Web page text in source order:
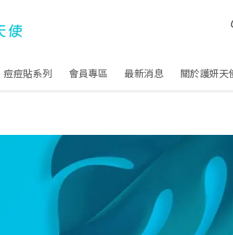
痘痘貼系列 會員專區 最新消息 關於護妍天